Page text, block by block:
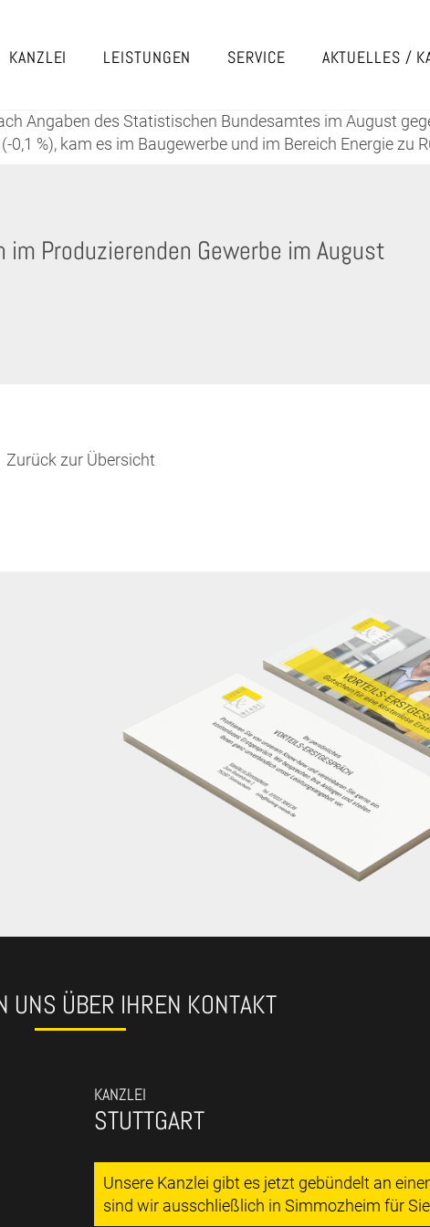
KANZLEI LEISTUNGEN SERVICE AKTUELLES /
Angaben des Statistischen Bundesamtes im August
%), kam es im Baugewerbe und im Bereich Energie zu
Produzierenden Gewerbe im August
Zurück zur Übersicht
UNS ÜBER IHREN KONTAKT
KANZLEI
STUTTGART
Unsere Kanzlei gibt es jetzt gebündelt an
sind wir ausschließlich in Simmozheim für